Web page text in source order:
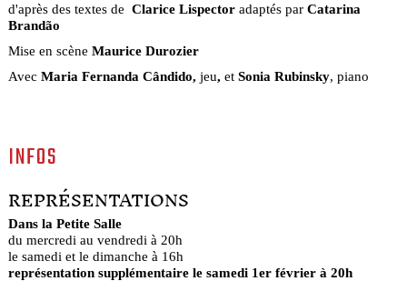
d'après des textes de Clarice Lispectoradaptés par Catarina
Brandão
Mise en scène Maurice Durozier
Avec Maria Fernanda Cândido, jeu, et Sonia Rubinsky, piano
INFOS
REPRÉSENTATIONS
Dans la Petite Salle
du mercredi au vendredi à 20h
le samedi et le dimanche à 16h
représentation supplémentaire le samedi 1er février à 20h